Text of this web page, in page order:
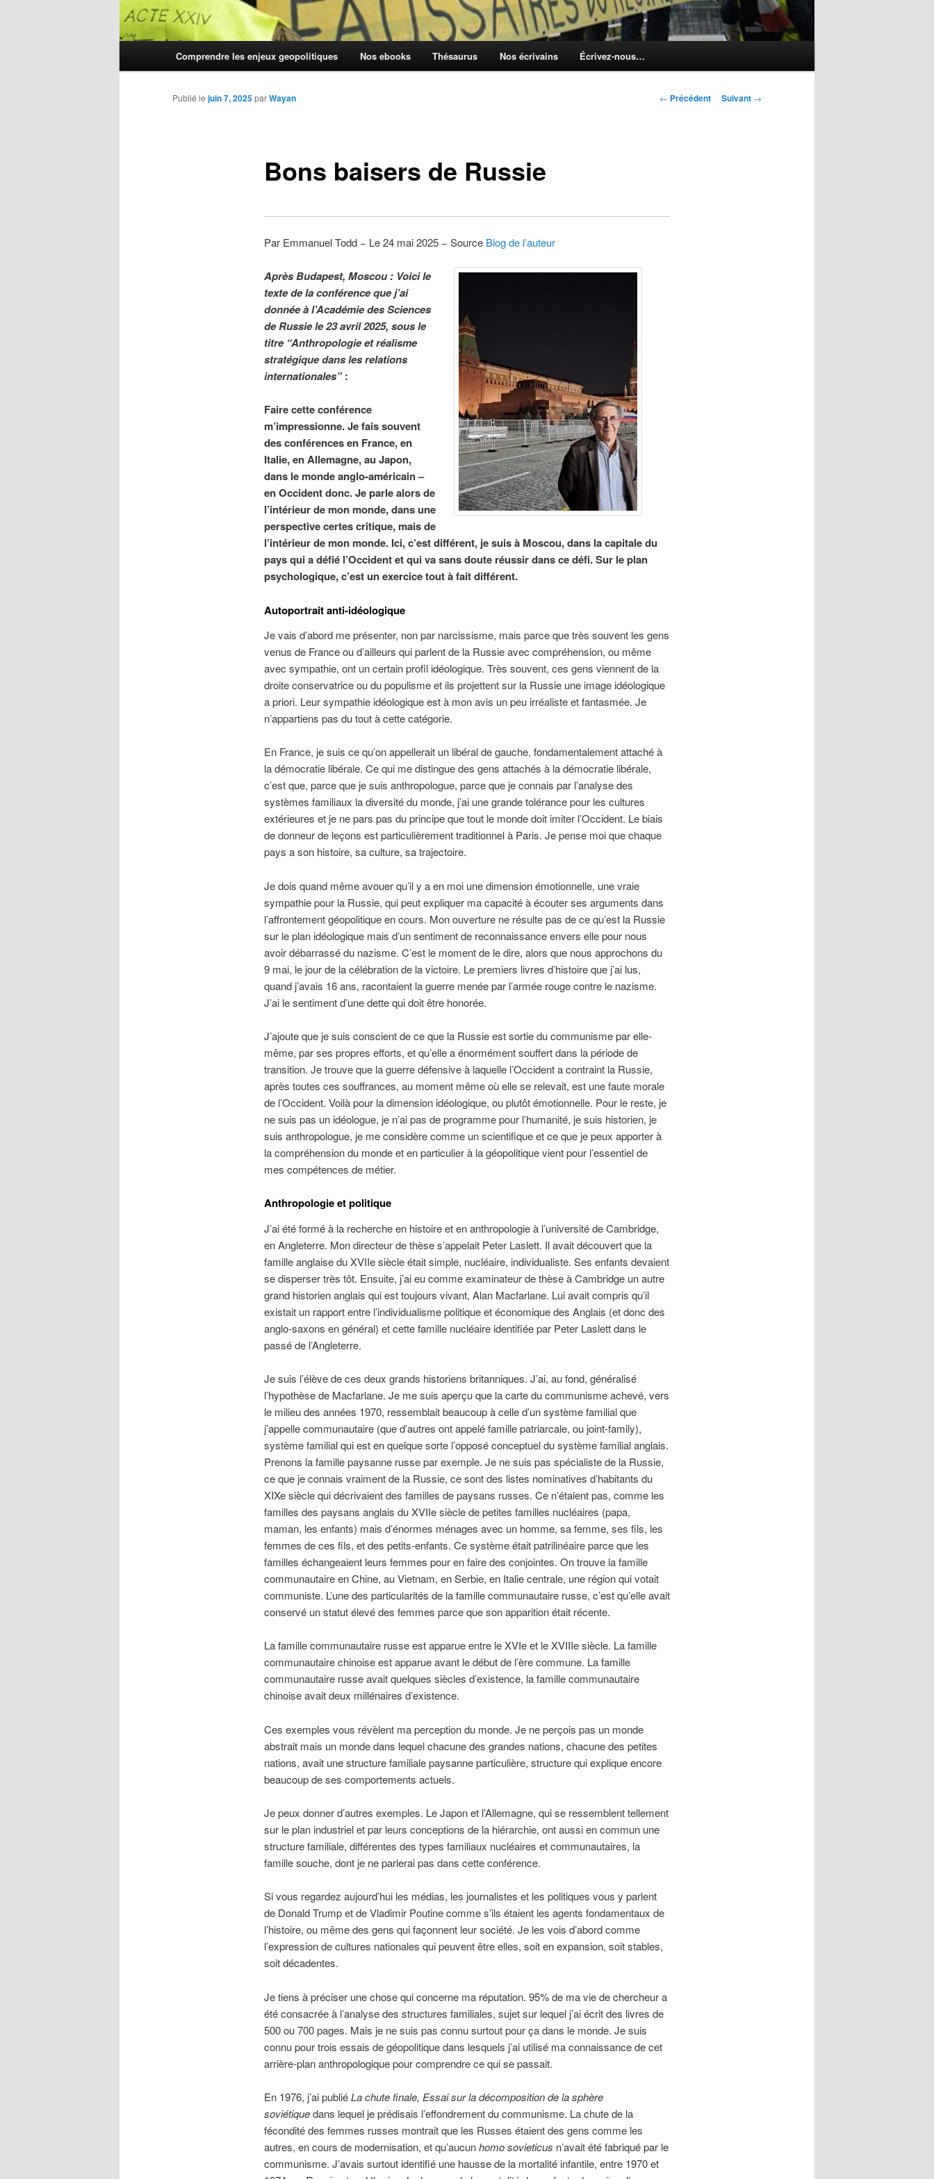
Comprendre les enjeux geopolitiques Nos ebooks Thésaurus Nos écrivains Écrivez-nous…
Navigation
← Précédent Suivant →
Bons baisers de Russie
Publié le juin 7, 2025parWayan
Par Emmanuel Todd − Le 24 mai 2025 − Source Blog de l’auteur
Après Budapest, Moscou : Voici le
texte de la conférence que j’ai
donnée à l’Académie des Sciences
de Russie le 23 avril 2025, sous le
titre “Anthropologie et réalisme
stratégique dans les relations
internationales”:
Faire cette conférence
m’impressionne. Je fais souvent
des conférences en France, en
Italie, en Allemagne, au Japon,
dans le monde anglo-américain –
en Occident donc. Je parle alors de
l’intérieur de mon monde, dans une
perspective certes critique, mais de
l’intérieur de mon monde. Ici, c’est différent, je suis à Moscou, dans la capitale du
pays qui a défié l’Occident et qui va sans doute réussir dans ce défi. Sur le plan
psychologique, c’est un exercice tout à fait différent.
Autoportrait anti-idéologique
Je vais d’abord me présenter, non par narcissisme, mais parce que très souvent les gens
venus de France ou d’ailleurs qui parlent de la Russie avec compréhension, ou même
avec sympathie, ont un certain profil idéologique. Très souvent, ces gens viennent de la
droite conservatrice ou du populisme et ils projettent sur la Russie une image idéologique
a priori. Leur sympathie idéologique est à mon avis un peu irréaliste et fantasmée. Je
n’appartiens pas du tout à cette catégorie.
En France, je suis ce qu’on appellerait un libéral de gauche, fondamentalement attaché à
la démocratie libérale. Ce qui me distingue des gens attachés à la démocratie libérale,
c’est que, parce que je suis anthropologue, parce que je connais par l’analyse des
systèmes familiaux la diversité du monde, j’ai une grande tolérance pour les cultures
extérieures et je ne pars pas du principe que tout le monde doit imiter l’Occident. Le biais
de donneur de leçons est particulièrement traditionnel à Paris. Je pense moi que chaque
pays a son histoire, sa culture, sa trajectoire.
Je dois quand même avouer qu’il y a en moi une dimension émotionnelle, une vraie
sympathie pour la Russie, qui peut expliquer ma capacité à écouter ses arguments dans
l’affrontement géopolitique en cours. Mon ouverture ne résulte pas de ce qu’est la Russie
sur le plan idéologique mais d’un sentiment de reconnaissance envers elle pour nous
avoir débarrassé du nazisme. C’est le moment de le dire, alors que nous approchons du
9 mai, le jour de la célébration de la victoire. Le premiers livres d’histoire que j’ai lus,
quand j’avais 16 ans, racontaient la guerre menée par l’armée rouge contre le nazisme.
J’ai le sentiment d’une dette qui doit être honorée.
J’ajoute que je suis conscient de ce que la Russie est sortie du communisme par elle-
même, par ses propres efforts, et qu’elle a énormément souffert dans la période de
transition. Je trouve que la guerre défensive à laquelle l’Occident a contraint la Russie,
après toutes ces souffrances, au moment même où elle se relevait, est une faute morale
de l’Occident. Voilà pour la dimension idéologique, ou plutôt émotionnelle. Pour le reste, je
ne suis pas un idéologue, je n’ai pas de programme pour l’humanité, je suis historien, je
suis anthropologue, je me considère comme un scientifique et ce que je peux apporter à
la compréhension du monde et en particulier à la géopolitique vient pour l’essentiel de
mes compétences de métier.
Anthropologie et politique
J’ai été formé à la recherche en histoire et en anthropologie à l’université de Cambridge,
en Angleterre. Mon directeur de thèse s’appelait Peter Laslett. Il avait découvert que la
famille anglaise du XVIIe siècle était simple, nucléaire, individualiste. Ses enfants devaient
se disperser très tôt. Ensuite, j’ai eu comme examinateur de thèse à Cambridge un autre
grand historien anglais qui est toujours vivant, Alan Macfarlane. Lui avait compris qu’il
existait un rapport entre l’individualisme politique et économique des Anglais (et donc des
anglo-saxons en général) et cette famille nucléaire identifiée par Peter Laslett dans le
passé de l’Angleterre.
Je suis l’élève de ces deux grands historiens britanniques. J’ai, au fond, généralisé
l’hypothèse de Macfarlane. Je me suis aperçu que la carte du communisme achevé, vers
le milieu des années 1970, ressemblait beaucoup à celle d’un système familial que
j’appelle communautaire (que d’autres ont appelé famille patriarcale, ou joint-family),
système familial qui est en quelque sorte l’opposé conceptuel du système familial anglais.
Prenons la famille paysanne russe par exemple. Je ne suis pas spécialiste de la Russie,
ce que je connais vraiment de la Russie, ce sont des listes nominatives d’habitants du
XIXe siècle qui décrivaient des familles de paysans russes. Ce n’étaient pas, comme les
familles des paysans anglais du XVIIe siècle de petites familles nucléaires (papa,
maman, les enfants) mais d’énormes ménages avec un homme, sa femme, ses fils, les
femmes de ces fils, et des petits-enfants. Ce système était patrilinéaire parce que les
familles échangeaient leurs femmes pour en faire des conjointes. On trouve la famille
communautaire en Chine, au Vietnam, en Serbie, en Italie centrale, une région qui votait
communiste. L’une des particularités de la famille communautaire russe, c’est qu’elle avait
conservé un statut élevé des femmes parce que son apparition était récente.
La famille communautaire russe est apparue entre le XVIe et le XVIIIe siècle. La famille
communautaire chinoise est apparue avant le début de l’ère commune. La famille
communautaire russe avait quelques siècles d’existence, la famille communautaire
chinoise avait deux millénaires d’existence.
Ces exemples vous révèlent ma perception du monde. Je ne perçois pas un monde
abstrait mais un monde dans lequel chacune des grandes nations, chacune des petites
nations, avait une structure familiale paysanne particulière, structure qui explique encore
beaucoup de ses comportements actuels.
Je peux donner d’autres exemples. Le Japon et l’Allemagne, qui se ressemblent tellement
sur le plan industriel et par leurs conceptions de la hiérarchie, ont aussi en commun une
structure familiale, différentes des types familiaux nucléaires et communautaires, la
famille souche, dont je ne parlerai pas dans cette conférence.
Si vous regardez aujourd’hui les médias, les journalistes et les politiques vous y parlent
de Donald Trump et de Vladimir Poutine comme s’ils étaient les agents fondamentaux de
l’histoire, ou même des gens qui façonnent leur société. Je les vois d’abord comme
l’expression de cultures nationales qui peuvent être elles, soit en expansion, soit stables,
soit décadentes.
Je tiens à préciser une chose qui concerne ma réputation. 95% de ma vie de chercheur a
été consacrée à l’analyse des structures familiales, sujet sur lequel j’ai écrit des livres de
500 ou 700 pages. Mais je ne suis pas connu surtout pour ça dans le monde. Je suis
connu pour trois essais de géopolitique dans lesquels j’ai utilisé ma connaissance de cet
arrière-plan anthropologique pour comprendre ce qui se passait.
En 1976, j’ai publiéLa chute finale, Essai sur la décomposition de la sphère
soviétiquedans lequel je prédisais l’effondrement du communisme. La chute de la
fécondité des femmes russes montrait que les Russes étaient des gens comme les
autres, en cours de modernisation, et qu’aucunhomo sovieticus n’avait été fabriqué par le
communisme. J’avais surtout identifié une hausse de la mortalité infantile, entre 1970 et